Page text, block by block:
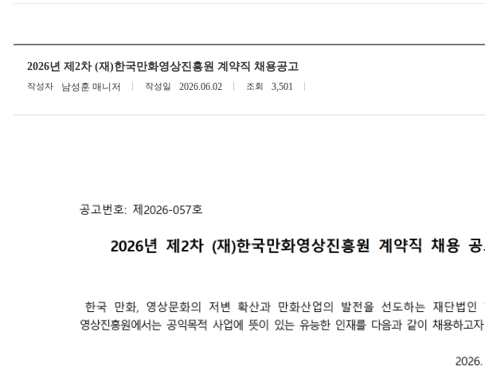
2026년 제2차 (재)한국만화영상진흥원 계약직 채용공고
작성자 남성훈 매니저 작성일 2026.06.02 조회 3,501